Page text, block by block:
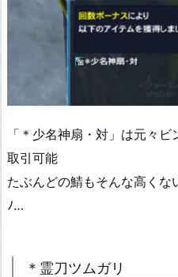
「＊少名神扇・対」は元々
取引可能
たぶんどの鯖もそんな高くな
ﾉ…
＊霊刀ツムガリ